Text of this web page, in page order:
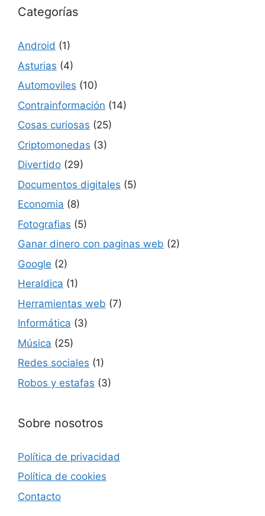
Categorías
Android (1)
Asturias (4)
Automoviles (10)
Contrainformación (14)
Cosas curiosas (25)
Criptomonedas (3)
Divertido (29)
Documentos digitales (5)
Economia (8)
Fotografias (5)
Ganar dinero con paginas web (2)
Google (2)
Heraldica (1)
Herramientas web (7)
Informática (3)
Música (25)
Redes sociales (1)
Robos y estafas (3)
Sobre nosotros
Política de privacidad
Política de cookies
Contacto